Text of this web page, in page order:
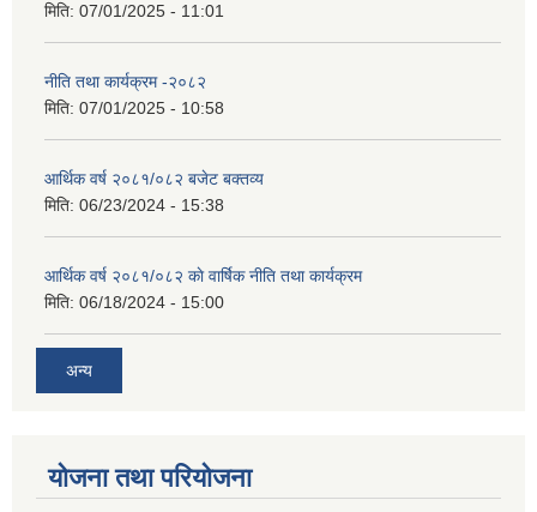
मिति: 07/01/2025 - 11:01
नीति तथा कार्यक्रम -२०८२
मिति: 07/01/2025 - 10:58
आर्थिक वर्ष २०८१/०८२ बजेट बक्तव्य
मिति: 06/23/2024 - 15:38
आर्थिक वर्ष २०८१/०८२ काे वार्षिक नीति तथा कार्यक्रम
मिति: 06/18/2024 - 15:00
अन्य
योजना तथा परियोजना